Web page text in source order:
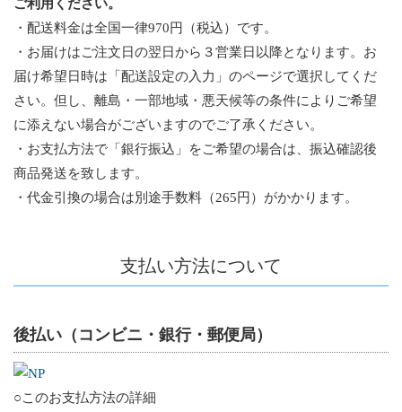
ご利用ください。
・配送料金は全国一律970円（税込）です。
・お届けはご注文日の翌日から３営業日以降となります。お
届け希望日時は「配送設定の入力」のページで選択してくだ
さい。但し、離島・一部地域・悪天候等の条件によりご希望
に添えない場合がございますのでご了承ください。
・お支払方法で「銀行振込」をご希望の場合は、振込確認後
商品発送を致します。
・代金引換の場合は別途手数料（265円）がかかります。
支払い方法について
後払い（コンビニ・銀行・郵便局）
○このお支払方法の詳細